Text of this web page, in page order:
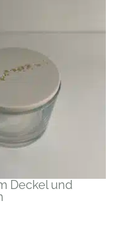
Deckel und